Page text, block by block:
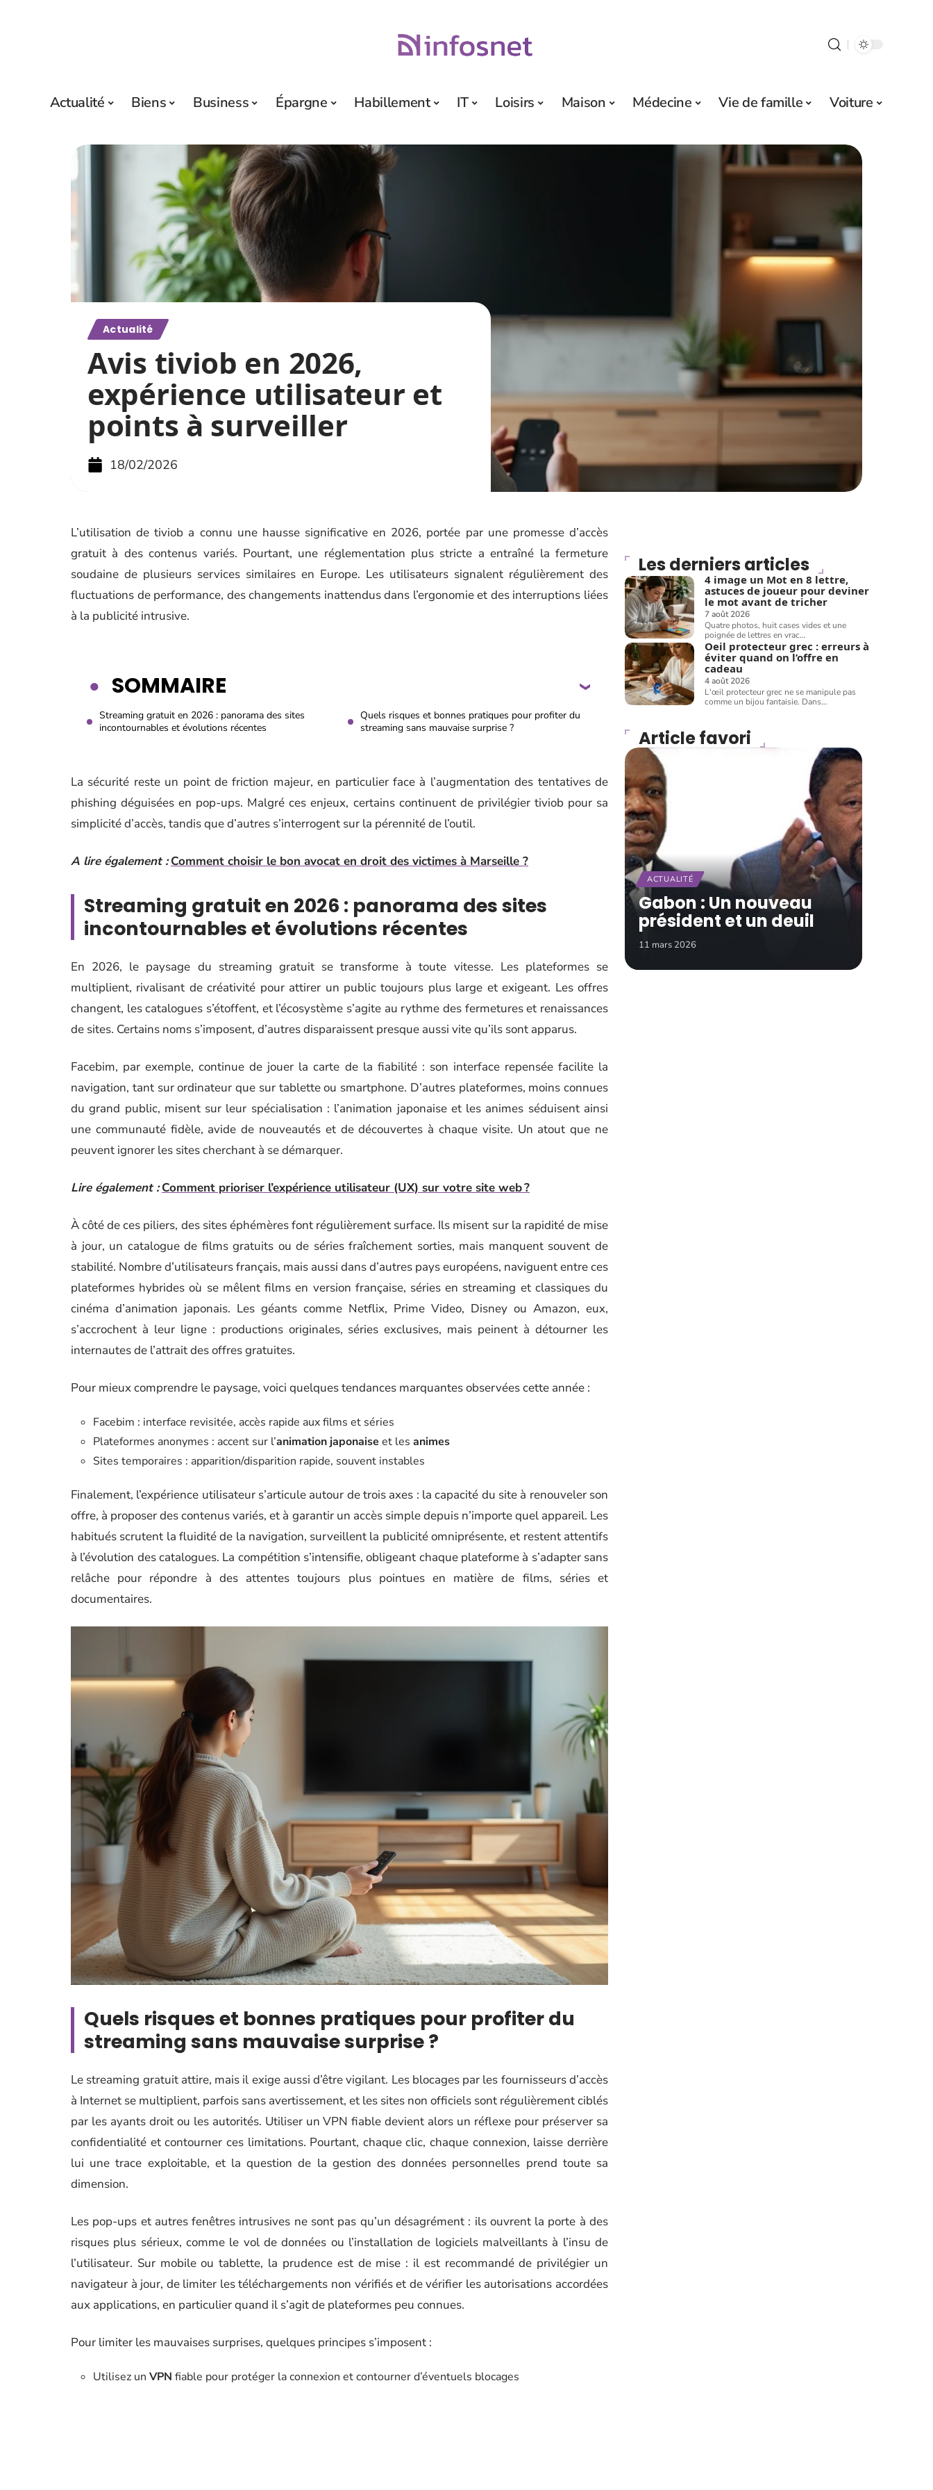
Actualité Biens Business Épargne Habillement IT Loisirs Maison Médecine Vie de famille Voiture
Actualité
Avis tiviob en 2026,
expérience utilisateur et
points à surveiller
18/02/2026
L’utilisation de tiviob a connu une hausse significative en 2026, portée par une promesse d’accès
gratuit à des contenus variés. Pourtant, une réglementation plus stricte a entraîné la fermeture
soudaine de plusieurs services similaires en Europe. Les utilisateurs signalent régulièrement des
fluctuations de performance, des changements inattendus dans l’ergonomie et des interruptions liées
à la publicité intrusive.
SOMMAIRE
Streaming gratuit en 2026 : panorama des sites
incontournables et évolutions récentes
Quels risques et bonnes pratiques pour profiter du
streaming sans mauvaise surprise ?
La sécurité reste un point de friction majeur, en particulier face à l’augmentation des tentatives de
phishing déguisées en pop-ups. Malgré ces enjeux, certains continuent de privilégier tiviob pour sa
simplicité d’accès, tandis que d’autres s’interrogent sur la pérennité de l’outil.
A lire également : Comment choisir le bon avocat en droit des victimes à Marseille ?
Streaming gratuit en 2026 : panorama des sites
incontournables et évolutions récentes
En 2026, le paysage du streaming gratuit se transforme à toute vitesse. Les plateformes se
multiplient, rivalisant de créativité pour attirer un public toujours plus large et exigeant. Les offres
changent, les catalogues s’étoffent, et l’écosystème s’agite au rythme des fermetures et renaissances
de sites. Certains noms s’imposent, d’autres disparaissent presque aussi vite qu’ils sont apparus.
Facebim, par exemple, continue de jouer la carte de la fiabilité : son interface repensée facilite la
navigation, tant sur ordinateur que sur tablette ou smartphone. D’autres plateformes, moins connues
du grand public, misent sur leur spécialisation : l’animation japonaise et les animes séduisent ainsi
une communauté fidèle, avide de nouveautés et de découvertes à chaque visite. Un atout que ne
peuvent ignorer les sites cherchant à se démarquer.
Lire également : Comment prioriser l’expérience utilisateur (UX) sur votre site web ?
À côté de ces piliers, des sites éphémères font régulièrement surface. Ils misent sur la rapidité de mise
à jour, un catalogue de films gratuits ou de séries fraîchement sorties, mais manquent souvent de
stabilité. Nombre d’utilisateurs français, mais aussi dans d’autres pays européens, naviguent entre ces
plateformes hybrides où se mêlent films en version française, séries en streaming et classiques du
cinéma d’animation japonais. Les géants comme Netflix, Prime Video, Disney ou Amazon, eux,
s’accrochent à leur ligne : productions originales, séries exclusives, mais peinent à détourner les
internautes de l’attrait des offres gratuites.
Pour mieux comprendre le paysage, voici quelques tendances marquantes observées cette année :
Facebim : interface revisitée, accès rapide aux films et séries
Plateformes anonymes : accent sur l’animation japonaise et les animes
Sites temporaires : apparition/disparition rapide, souvent instables
Finalement, l’expérience utilisateur s’articule autour de trois axes : la capacité du site à renouveler son
offre, à proposer des contenus variés, et à garantir un accès simple depuis n’importe quel appareil. Les
habitués scrutent la fluidité de la navigation, surveillent la publicité omniprésente, et restent attentifs
à l’évolution des catalogues. La compétition s’intensifie, obligeant chaque plateforme à s’adapter sans
relâche pour répondre à des attentes toujours plus pointues en matière de films, séries et
documentaires.
Quels risques et bonnes pratiques pour profiter du
streaming sans mauvaise surprise ?
Le streaming gratuit attire, mais il exige aussi d’être vigilant. Les blocages par les fournisseurs d’accès
à Internet se multiplient, parfois sans avertissement, et les sites non officiels sont régulièrement ciblés
par les ayants droit ou les autorités. Utiliser un VPN fiable devient alors un réflexe pour préserver sa
confidentialité et contourner ces limitations. Pourtant, chaque clic, chaque connexion, laisse derrière
lui une trace exploitable, et la question de la gestion des données personnelles prend toute sa
dimension.
Les pop-ups et autres fenêtres intrusives ne sont pas qu’un désagrément : ils ouvrent la porte à des
risques plus sérieux, comme le vol de données ou l’installation de logiciels malveillants à l’insu de
l’utilisateur. Sur mobile ou tablette, la prudence est de mise : il est recommandé de privilégier un
navigateur à jour, de limiter les téléchargements non vérifiés et de vérifier les autorisations accordées
aux applications, en particulier quand il s’agit de plateformes peu connues.
Pour limiter les mauvaises surprises, quelques principes s’imposent :
Utilisez un VPN fiable pour protéger la connexion et contourner d’éventuels blocages
Les derniers articles
4 image un Mot en 8 lettre,
astuces de joueur pour deviner
le mot avant de tricher
7 août 2026
Quatre photos, huit cases vides et une
poignée de lettres en vrac…
Oeil protecteur grec : erreurs à
éviter quand on l’offre en
cadeau
4 août 2026
L'œil protecteur grec ne se manipule pas
comme un bijou fantaisie. Dans…
Article favori
ACTUALITÉ
Gabon : Un nouveau
président et un deuil
11 mars 2026